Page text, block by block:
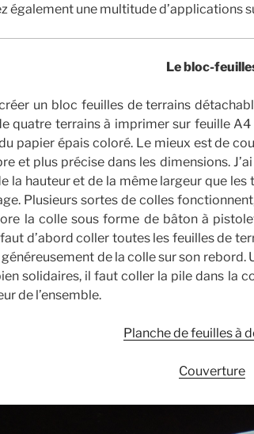
également une multitude d’applications
Le bloc-
un bloc feuilles de terrains
quatre terrains à imprimer sur feuille
papier épais coloré. Le mieux est de
et plus précise dans les dimensions.
la hauteur et de la même largeur que
Plusieurs sortes de colles
la colle sous forme de bâton à
d’abord coller toutes les feuilles de
de la colle sur son rebord.
solidaires, il faut coller la pile dans la
de l’ensemble.
Planche de feuilles à
Couverture